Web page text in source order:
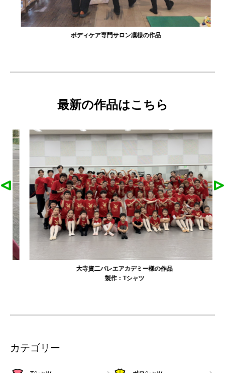
ボディケア専門サロン凜様の作品
最新の作品はこちら
大寺資二バレエアカデミー様の作品
製作：Tシャツ
カテゴリー